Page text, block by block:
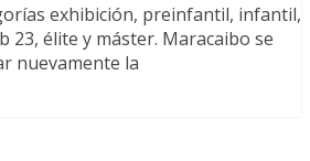
exhibición, preinfantil, infantil,
23, élite y máster. Maracaibo se
nuevamente la